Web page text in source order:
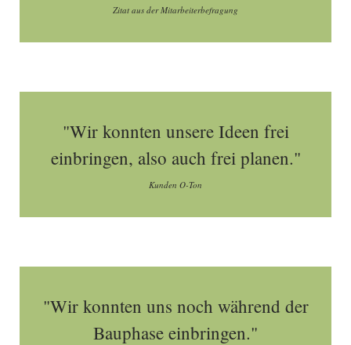
Zitat aus der Mitarbeiterbefragung
"Wir konnten unsere Ideen frei
einbringen, also auch frei planen."
Kunden O-Ton
"Wir konnten uns noch während der
Bauphase einbringen."